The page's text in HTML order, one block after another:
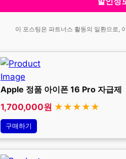
이 포스팅은 파트너스 활동의 일환으로,
Apple 정품 아이폰 16 Pro 자급제
1,700,000원 ★★★★★
구매하기